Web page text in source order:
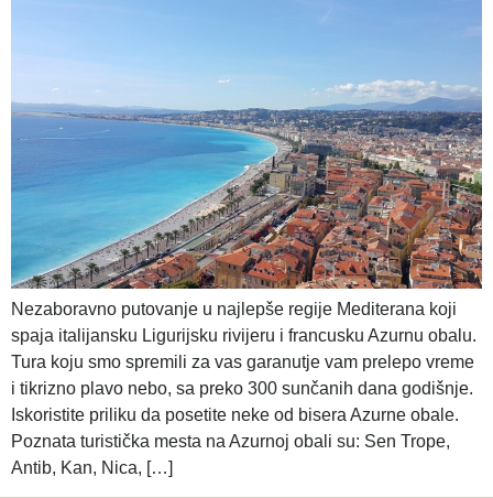
Nezaboravno putovanje u najlepše regije Mediterana koji
spaja italijansku Ligurijsku rivijeru i francusku Azurnu obalu.
Tura koju smo spremili za vas garanutje vam prelepo vreme
i tikrizno plavo nebo, sa preko 300 sunčanih dana godišnje.
Iskoristite priliku da posetite neke od bisera Azurne obale.
Poznata turistička mesta na Azurnoj obali su: Sen Trope,
Antib, Kan, Nica, […]